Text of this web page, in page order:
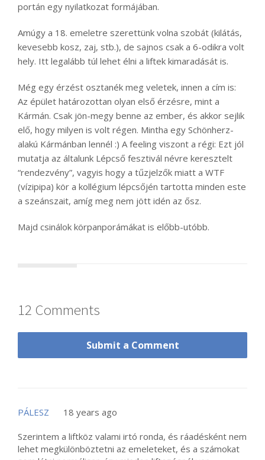
portán egy nyilatkozat formájában.
Amúgy a 18. emeletre szerettünk volna szobát (kilátás,
kevesebb kosz, zaj, stb.), de sajnos csak a 6-odikra volt
hely. Itt legalább túl lehet élni a liftek kimaradását is.
Még egy érzést osztanék meg veletek, innen a cím is:
Az épület határozottan olyan első érzésre, mint a
Kármán. Csak jön-megy benne az ember, és akkor sejlik
elő, hogy milyen is volt régen. Mintha egy Schönherz-
alakú Kármánban lennél :) A feeling viszont a régi: Ezt jól
mutatja az általunk Lépcső fesztivál névre keresztelt
“rendezvény”, vagyis hogy a tűzjelzők miatt a WTF
(vízipipa) kör a kollégium lépcsőjén tartotta minden este
a szeánszait, amíg meg nem jött idén az ősz.
Majd csinálok körpanporámákat is előbb-utóbb.
12 Comments
Submit a Comment
PÁLESZ 18 years ago
Szerintem a liftköz valami irtó ronda, és ráadésként nem
lehet megkülönböztetni az emeleteket, és a számokat